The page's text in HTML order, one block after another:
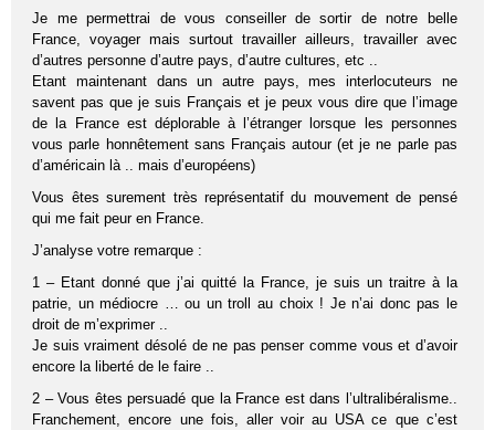
Je me permettrai de vous conseiller de sortir de notre belle
France, voyager mais surtout travailler ailleurs, travailler avec
d’autres personne d’autre pays, d’autre cultures, etc ..
Etant maintenant dans un autre pays, mes interlocuteurs ne
savent pas que je suis Français et je peux vous dire que l’image
de la France est déplorable à l’étranger lorsque les personnes
vous parle honnêtement sans Français autour (et je ne parle pas
d’américain là .. mais d’européens)
Vous êtes surement très représentatif du mouvement de pensé
qui me fait peur en France.
J’analyse votre remarque :
1 – Etant donné que j’ai quitté la France, je suis un traitre à la
patrie, un médiocre … ou un troll au choix ! Je n’ai donc pas le
droit de m’exprimer ..
Je suis vraiment désolé de ne pas penser comme vous et d’avoir
encore la liberté de le faire ..
2 – Vous êtes persuadé que la France est dans l’ultralibéralisme..
Franchement, encore une fois, aller voir au USA ce que c’est